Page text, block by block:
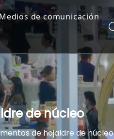
Medios de comunicación
Noticias
Exhibición
Lista de videos
de núcleo
de hojaldre de núcleo